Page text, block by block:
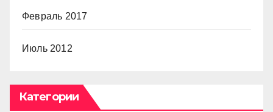
Февраль 2017
Июль 2012
Категории